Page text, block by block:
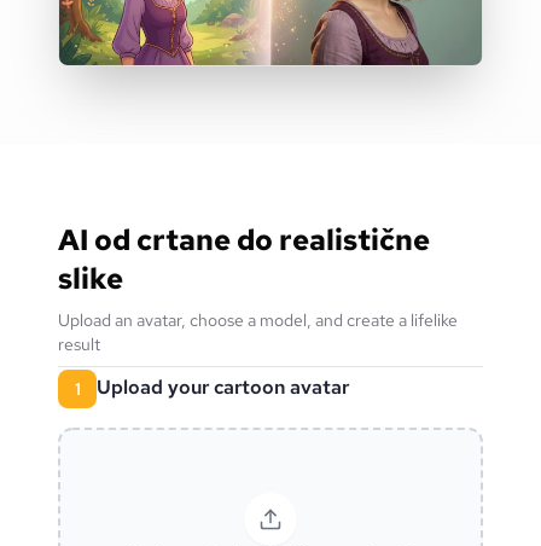
AI od crtane do realistične
slike
Upload an avatar, choose a model, and create a lifelike
result
1 Upload your cartoon avatar